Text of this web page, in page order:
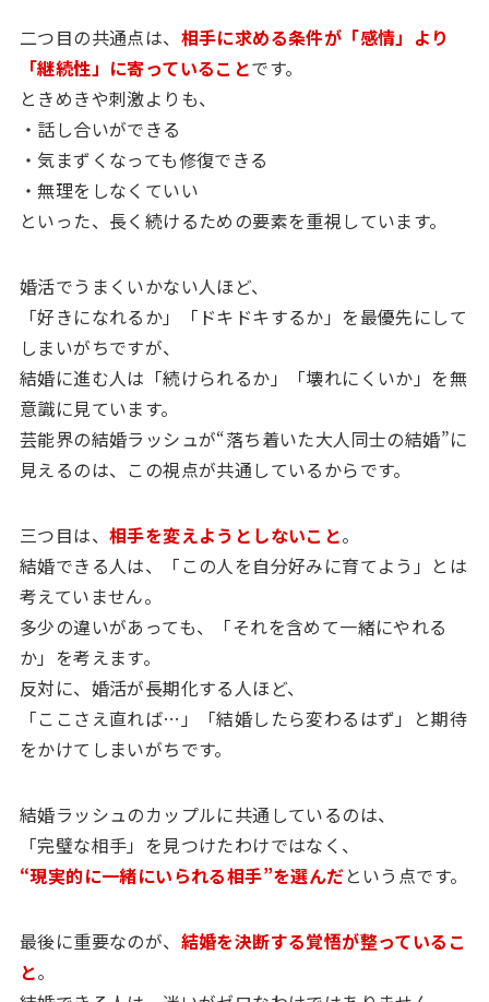
二つ目の共通点は、 相手に求める条件が「感情」より
「継続性」に寄っていることです。
ときめきや刺激よりも、
・話し合いができる
・気まずくなっても修復できる
・無理をしなくていい
といった、長く続けるための要素を重視しています。
婚活でうまくいかない人ほど、
「好きになれるか」「ドキドキするか」を最優先にして
しまいがちですが、
結婚に進む人は「続けられるか」「壊れにくいか」を無
意識に見ています。
芸能界の結婚ラッシュが“落ち着いた大人同士の結婚”に
見えるのは、この視点が共通しているからです。
三つ目は、 相手を変えようとしないこと。
結婚できる人は、「この人を自分好みに育てよう」とは
考えていません。
多少の違いがあっても、「それを含めて一緒にやれる
か」を考えます。
反対に、婚活が長期化する人ほど、
「ここさえ直れば…」「結婚したら変わるはず」と期待
をかけてしまいがちです。
結婚ラッシュのカップルに共通しているのは、
「完璧な相手」を見つけたわけではなく、
“現実的に一緒にいられる相手”を選んだという点です。
最後に重要なのが、 結婚を決断する覚悟が整っているこ
と。